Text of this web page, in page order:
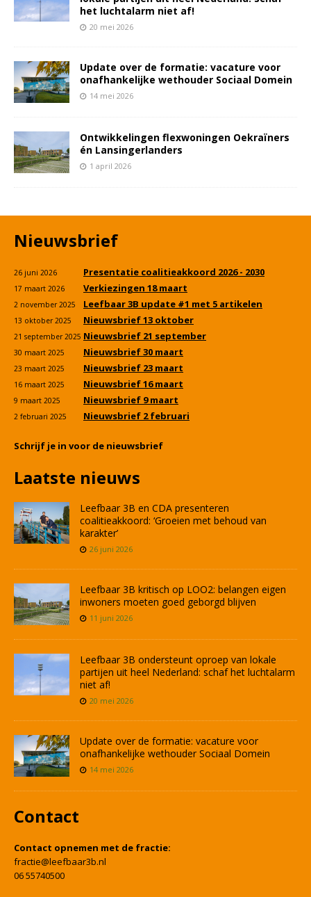
het luchtalarm niet af!
20 mei 2026
Update over de formatie: vacature voor
onafhankelijke wethouder Sociaal Domein
14 mei 2026
Ontwikkelingen flexwoningen Oekraïners
én Lansingerlanders
1 april 2026
Nieuwsbrief
26 juni 2026 Presentatie coalitieakkoord 2026 - 2030
17 maart 2026 Verkiezingen 18 maart
2 november 2025 Leefbaar 3B update #1 met 5 artikelen
13 oktober 2025 Nieuwsbrief 13 oktober
21 september 2025 Nieuwsbrief 21 september
30 maart 2025 Nieuwsbrief 30 maart
23 maart 2025 Nieuwsbrief 23 maart
16 maart 2025 Nieuwsbrief 16 maart
9 maart 2025 Nieuwsbrief 9 maart
2 februari 2025 Nieuwsbrief 2 februari
Schrijf je in voor de nieuwsbrief
Laatste nieuws
Leefbaar 3B en CDA presenteren
coalitieakkoord: ‘Groeien met behoud van
karakter’
26 juni 2026
Leefbaar 3B kritisch op LOO2: belangen eigen
inwoners moeten goed geborgd blijven
11 juni 2026
Leefbaar 3B ondersteunt oproep van lokale
partijen uit heel Nederland: schaf het luchtalarm
niet af!
20 mei 2026
Update over de formatie: vacature voor
onafhankelijke wethouder Sociaal Domein
14 mei 2026
Contact
Contact opnemen met de fractie:
fractie@leefbaar3b.nl
06 55740500